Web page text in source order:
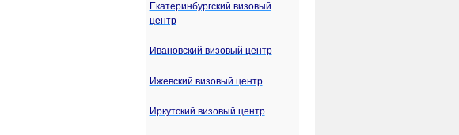
Екатеринбургский визовый
центр
Ивановский визовый центр
Ижевский визовый центр
Иркутский визовый центр